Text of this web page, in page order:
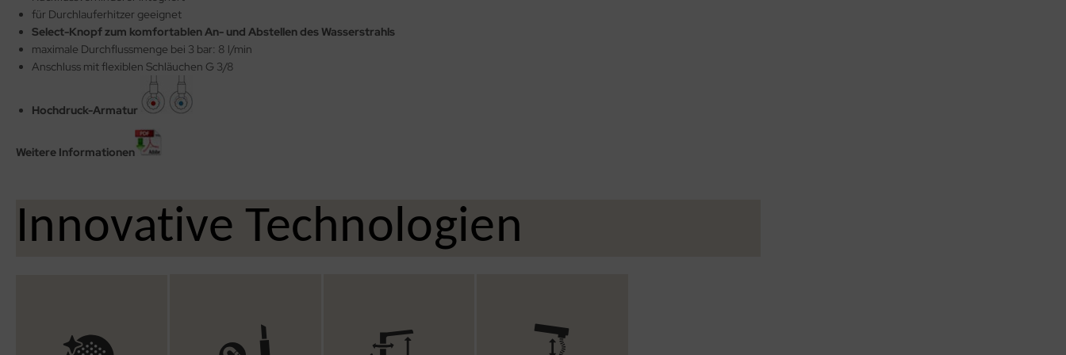
für Durchlauferhitzer geeignet
Select-Knopf zum komfortablen An- und Abstellen des Wasserstrahls
maximale Durchflussmenge bei 3 bar: 8 l/min
Anschluss mit flexiblen Schläuchen G 3/8
Hochdruck-Armatur
Weitere Informationen
Innovative Technologien